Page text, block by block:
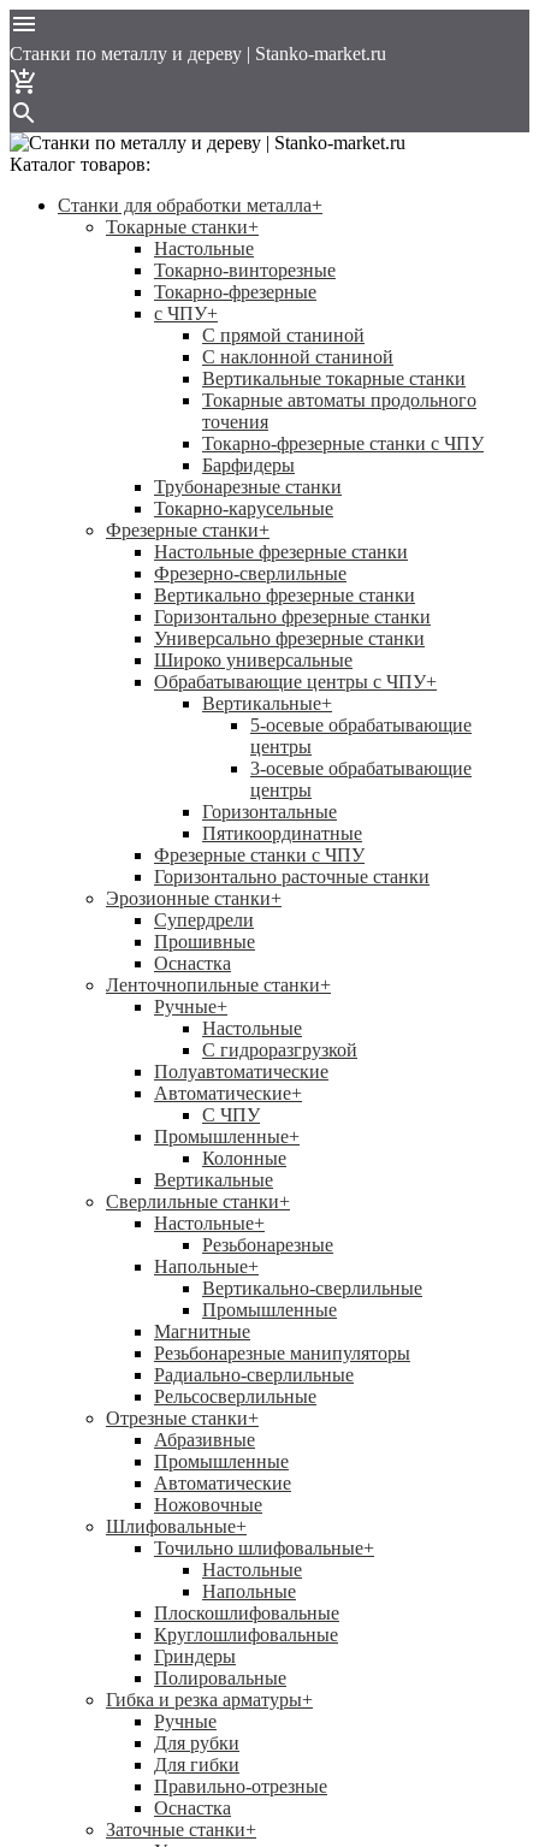
Cтанки по металлу и дереву | Stanko-market.ru
Каталог товаров:
Станки для обработки металла+
Токарные станки+
Настольные
Токарно-винторезные
Токарно-фрезерные
с ЧПУ+
С прямой станиной
C наклонной станиной
Вертикальные токарные станки
Токарные автоматы продольного
точения
Токарно-фрезерные станки с ЧПУ
Барфидеры
Трубонарезные станки
Токарно-карусельные
Фрезерные станки+
Настольные фрезерные станки
Фрезерно-сверлильные
Вертикально фрезерные станки
Горизонтально фрезерные станки
Универсально фрезерные станки
Широко универсальные
Обрабатывающие центры с ЧПУ+
Вертикальные+
5-осевые обрабатывающие
центры
3-осевые обрабатывающие
центры
Горизонтальные
Пятикоординатные
Фрезерные станки с ЧПУ
Горизонтально расточные станки
Эрозионные станки+
Супердрели
Прошивные
Оснастка
Ленточнопильные станки+
Ручные+
Настольные
С гидроразгрузкой
Полуавтоматические
Автоматические+
С ЧПУ
Промышленные+
Колонные
Вертикальные
Сверлильные станки+
Настольные+
Резьбонарезные
Напольные+
Вертикально-сверлильные
Промышленные
Магнитные
Резьбонарезные манипуляторы
Радиально-сверлильные
Рельсосверлильные
Отрезные станки+
Абразивные
Промышленные
Автоматические
Ножовочные
Шлифовальные+
Точильно шлифовальные+
Настольные
Напольные
Плоскошлифовальные
Круглошлифовальные
Гриндеры
Полировальные
Гибка и резка арматуры+
Ручные
Для рубки
Для гибки
Правильно-отрезные
Оснастка
Заточные станки+